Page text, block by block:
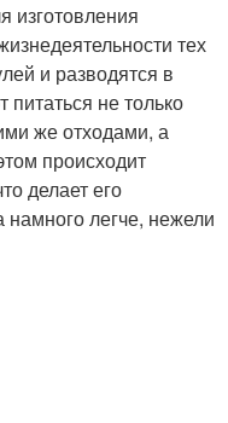
изготовления
тех
и разводятся в
не только
же отходами, а
происходит
делает его
легче, нежели